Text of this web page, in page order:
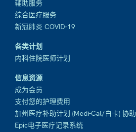
辅助服务
综合医疗服务
新冠肺炎 COVID-19
各类计划
内科住院医师计划
信息资源
成为会员
支付您的护理费用
加州医疗补助计划 (Medi-Cal/白卡) 协助
Epic电子医疗记录系统